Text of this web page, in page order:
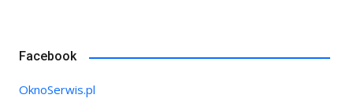
Facebook
OknoSerwis.pl